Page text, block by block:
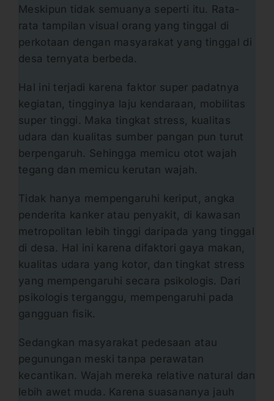
Meskipun tidak semuanya seperti itu. Rata-
rata tampilan visual orang yang tinggal di
perkotaan dengan masyarakat yang tinggal di
desa ternyata berbeda.
Hal ini terjadi karena faktor super padatnya
kegiatan, tingginya laju kendaraan, mobilitas
super tinggi. Maka tingkat stress, kualitas
udara dan kualitas sumber pangan pun turut
berpengaruh. Sehingga memicu otot wajah
tegang dan memicu kerutan wajah.
Tidak hanya mempengaruhi keriput, angka
penderita kanker atau penyakit, di kawasan
metropolitan lebih tinggi daripada yang tinggal
di desa. Hal ini karena difaktori gaya makan,
kualitas udara yang kotor, dan tingkat stress
yang mempengaruhi secara psikologis. Dari
psikologis terganggu, mempengaruhi pada
gangguan fisik.
Sedangkan masyarakat pedesaan atau
pegunungan meski tanpa perawatan
kecantikan. Wajah mereka relative natural dan
lebih awet muda. Karena suasananya jauh